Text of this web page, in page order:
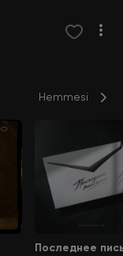
Hemmesi
Последнее